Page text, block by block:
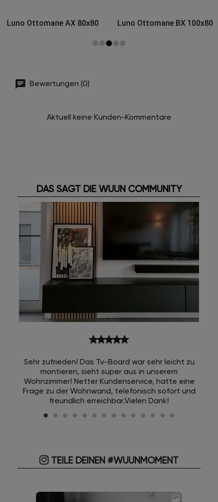
Luno Ottomane BX 100x80
Luno Ottomane CX
Bewertungen (0)
Aktuell keine Kunden-Kommentare
DAS SAGT DIE WUUN COMMUNITY
starstarstarstarstar
Sehr zufrieden! Das Tv-Board war sehr leicht zu
montieren, sieht super aus in unserem
Wohnzimmer! Netter Kundenservice, hatte eine
Frage zu der Wohnwand, telefonisch sofort und
freundlich erreichbar.Vielen Dank!
TEILE DEINEN #WUUNMOMENT